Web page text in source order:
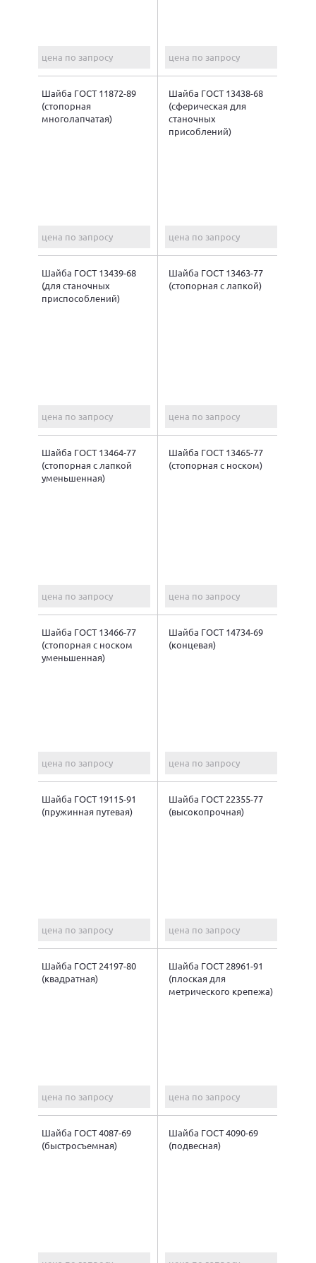
цена по запросу цена по запросу
Шайба ГОСТ 11872-89
(стопорная
многолапчатая)
цена по запросу
Шайба ГОСТ 13438-68
(сферическая для
станочных
присоблений)
цена по запросу
Шайба ГОСТ 13439-68
(для станочных
приспособлений)
цена по запросу
Шайба ГОСТ 13463-77
(стопорная с лапкой)
цена по запросу
Шайба ГОСТ 13464-77
(стопорная с лапкой
уменьшенная)
цена по запросу
Шайба ГОСТ 13465-77
(стопорная с носком)
цена по запросу
Шайба ГОСТ 13466-77
(стопорная с носком
уменьшенная)
цена по запросу
Шайба ГОСТ 14734-69
(концевая)
цена по запросу
Шайба ГОСТ 19115-91
(пружинная путевая)
цена по запросу
Шайба ГОСТ 22355-77
(высокопрочная)
цена по запросу
Шайба ГОСТ 24197-80
(квадратная)
цена по запросу
Шайба ГОСТ 28961-91
(плоская для
метрического крепежа)
цена по запросу
Шайба ГОСТ 4087-69
(быстросъемная)
Шайба ГОСТ 4090-69
(подвесная)